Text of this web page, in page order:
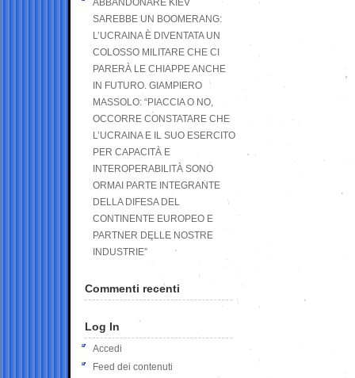
ABBANDONARE KIEV
SAREBBE UN BOOMERANG:
L’UCRAINA È DIVENTATA UN
COLOSSO MILITARE CHE CI
PARERÀ LE CHIAPPE ANCHE
IN FUTURO. GIAMPIERO
MASSOLO: “PIACCIA O NO,
OCCORRE CONSTATARE CHE
L’UCRAINA E IL SUO ESERCITO
PER CAPACITÀ E
INTEROPERABILITÀ SONO
ORMAI PARTE INTEGRANTE
DELLA DIFESA DEL
CONTINENTE EUROPEO E
PARTNER DELLE NOSTRE
INDUSTRIE”
Commenti recenti
Log In
Accedi
Feed dei contenuti